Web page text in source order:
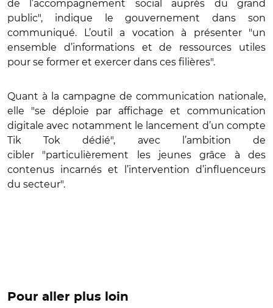
de l’accompagnement social auprès du grand
public", indique le gouvernement dans son
communiqué. L’outil a vocation à présenter "un
ensemble d’informations et de ressources utiles
pour se former et exercer dans ces filières".
Quant à la campagne de communication nationale,
elle "se déploie par affichage et communication
digitale avec notamment le lancement d’un compte
Tik Tok dédié", avec l’ambition de
cibler "particulièrement les jeunes grâce à des
contenus incarnés et l’intervention d’influenceurs
du secteur".
Pour aller plus loin